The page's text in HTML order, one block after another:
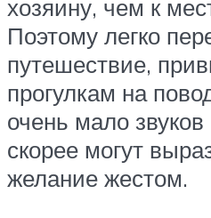
хозяину, чем к
Поэтому легко
путешествие,
прогулкам на
очень мало
скорее могут
желание жестом.